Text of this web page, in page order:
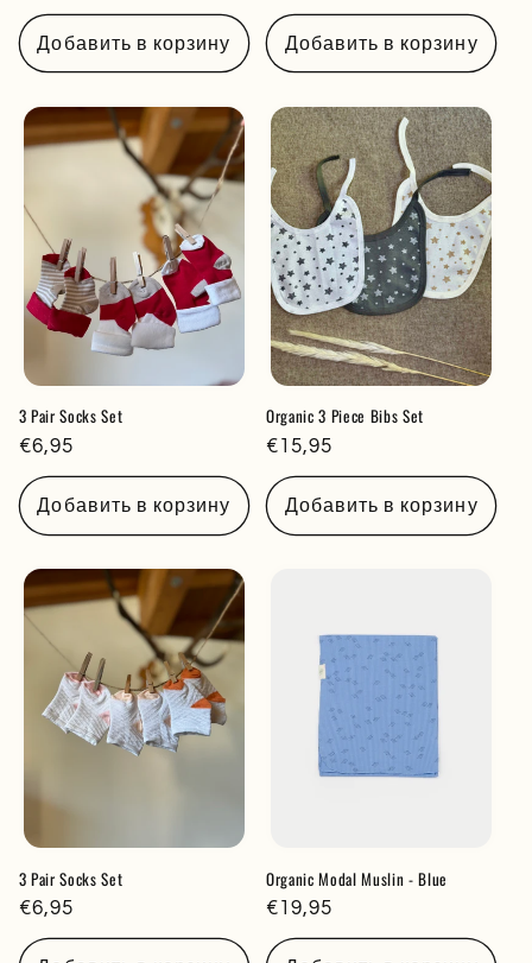
Добавить в корзину
цена
Добавить в корзину
3 Pair Socks Set
Обычная
цена
€6,95
Добавить в корзину
Organic 3 Piece Bibs Set
Обычная
цена
€15,95
Добавить в корзину
3 Pair Socks Set
Обычная
цена
€6,95
Organic Modal Muslin - Blue
Обычная
цена
€19,95